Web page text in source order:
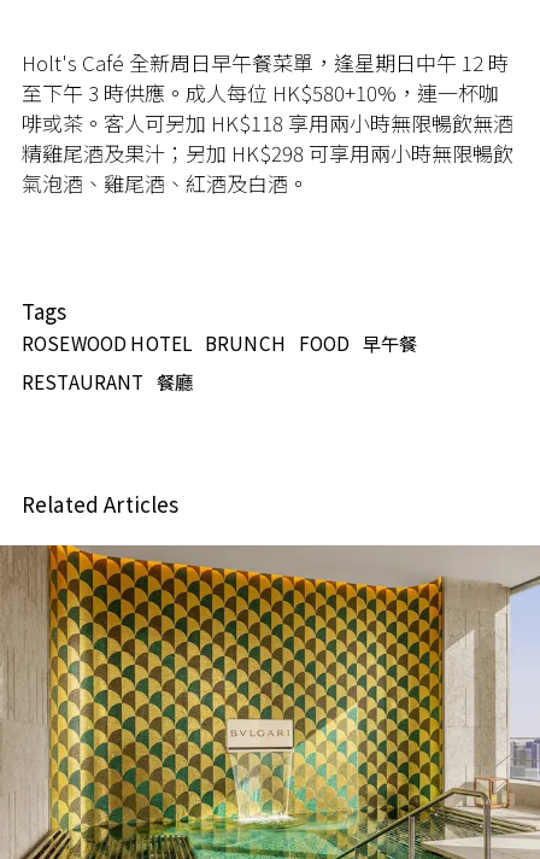
Holt's Café 全新周日早午餐菜單，逢星期日中午 12 時
至下午 3 時供應。 成人每位 HK$580+10% ，連一杯咖
啡或茶。客人可另加 HK$118 享用兩小時無限暢飲無酒
精雞尾酒及果汁；另加 HK$298 可享用兩小時無限暢飲
氣泡酒、雞尾酒、紅酒及白酒。
Tags
ROSEWOOD HOTEL BRUNCH FOOD 早午餐
RESTAURANT 餐廳
Related Articles